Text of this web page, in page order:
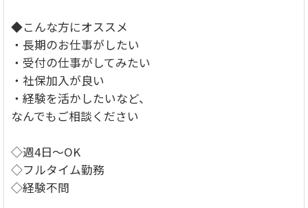
◆こんな方にオススメ
・長期のお仕事がしたい
・受付の仕事がしてみたい
・社保加入が良い
・経験を活かしたいなど、
なんでもご相談ください
◇週4日～OK
◇フルタイム勤務
◇経験不問